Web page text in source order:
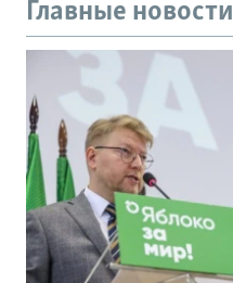
Главные новости